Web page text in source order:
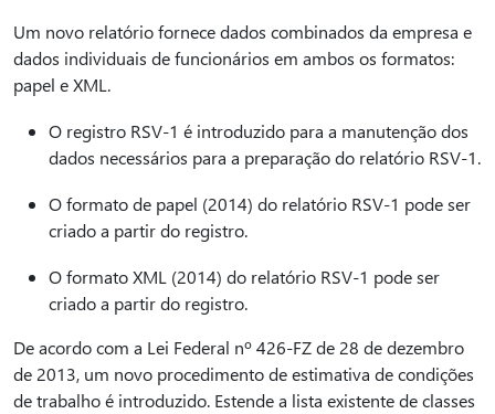
Um novo relatório fornece dados combinados da empresa e
dados individuais de funcionários em ambos os formatos:
papel e XML.
O registro RSV-1 é introduzido para a manutenção dos
dados necessários para a preparação do relatório RSV-1.
O formato de papel (2014) do relatório RSV-1 pode ser
criado a partir do registro.
O formato XML (2014) do relatório RSV-1 pode ser
criado a partir do registro.
De acordo com a Lei Federal nº 426-FZ de 28 de dezembro
de 2013, um novo procedimento de estimativa de condições
de trabalho é introduzido. Estende a lista existente de classes